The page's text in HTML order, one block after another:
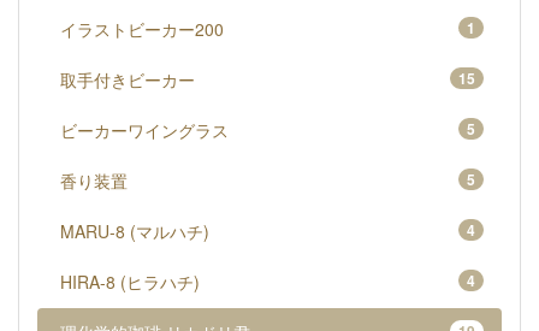
イラストビーカー200 1
取手付きビーカー 15
ビーカーワイングラス 5
香り装置 5
MARU-8 (マルハチ) 4
HIRA-8 (ヒラハチ) 4